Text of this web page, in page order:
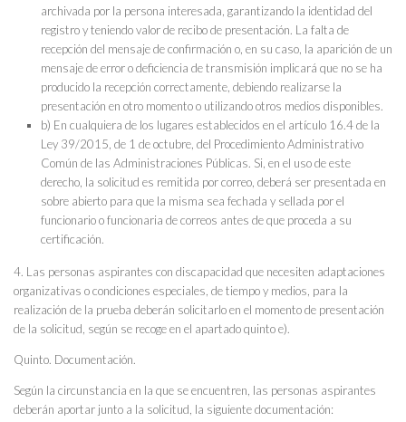
archivada por la persona interesada, garantizando la identidad del
registro y teniendo valor de recibo de presentación. La falta de
recepción del mensaje de confirmación o, en su caso, la aparición de un
mensaje de error o deficiencia de transmisión implicará que no se ha
producido la recepción correctamente, debiendo realizarse la
presentación en otro momento o utilizando otros medios disponibles.
b) En cualquiera de los lugares establecidos en el artículo 16.4 de la
Ley 39/2015, de 1 de octubre, del Procedimiento Administrativo
Común de las Administraciones Públicas. Si, en el uso de este
derecho, la solicitud es remitida por correo, deberá ser presentada en
sobre abierto para que la misma sea fechada y sellada por el
funcionario o funcionaria de correos antes de que proceda a su
certificación.
4. Las personas aspirantes con discapacidad que necesiten adaptaciones
organizativas o condiciones especiales, de tiempo y medios, para la
realización de la prueba deberán solicitarlo en el momento de presentación
de la solicitud, según se recoge en el apartado quinto e).
Quinto. Documentación.
Según la circunstancia en la que se encuentren, las personas aspirantes
deberán aportar junto a la solicitud, la siguiente documentación: